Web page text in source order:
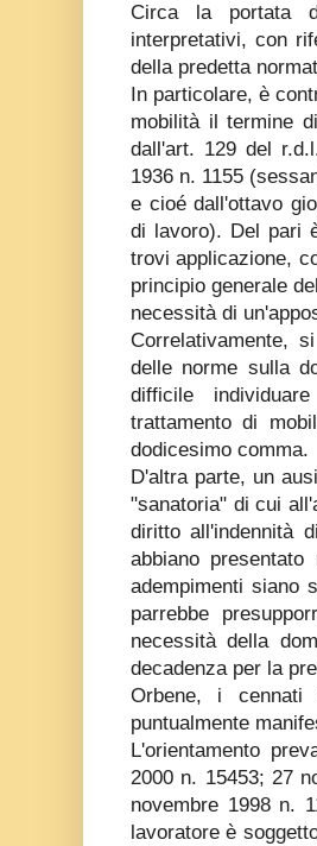
Circa la portata
interpretativi, con
della predetta
In particolare, è
mobilità il termine
dall'art. 129 del
1936 n. 1155
e cioé dall'ottavo
di lavoro). Del pari
trovi applicazione,
principio generale
necessità di
Correlativamente,
delle norme sulla
difficile
trattamento di
dodicesimo comma.
D'altra parte, un
"sanatoria" di cui
diritto all'indennità
abbiano
adempimenti siano
parrebbe
necessità della
decadenza per la
Orbene, i
puntualmente
L'orientamento
2000 n. 15453; 27
novembre 1998 n.
lavoratore è